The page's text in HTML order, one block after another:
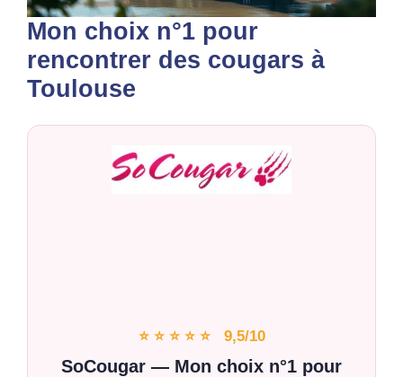
Mon choix n°1 pour
rencontrer des cougars à
Toulouse
⭐ ⭐ ⭐ ⭐ ⭐ 9,5/10
SoCougar — Mon choix n°1 pour